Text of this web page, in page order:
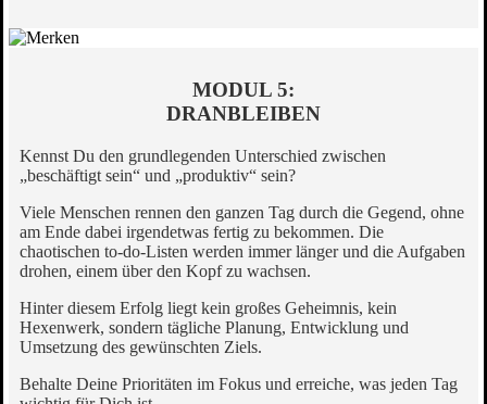
MODUL 5:
DRANBLEIBEN
Kennst Du den grundlegenden Unterschied zwischen
„beschäftigt sein“ und „produktiv“ sein?
Viele Menschen rennen den ganzen Tag durch die Gegend, ohne
am Ende dabei irgendetwas fertig zu bekommen. Die
chaotischen to-do-Listen werden immer länger und die Aufgaben
drohen, einem über den Kopf zu wachsen.
Hinter diesem Erfolg liegt kein großes Geheimnis, kein
Hexenwerk, sondern tägliche Planung, Entwicklung und
Umsetzung des gewünschten Ziels.
Behalte Deine Prioritäten im Fokus und erreiche, was jeden Tag